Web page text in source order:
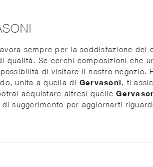
sempre per la soddisfazione
qualità. Se cerchi composizioni che
di visitare il nostro negozio.
unita a quella di Gervasoni, ti
acquistare altresì quelle
suggerimento per aggiornarti